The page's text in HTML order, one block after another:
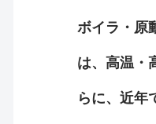
ボイラ・原
は、高温・
らに、近年